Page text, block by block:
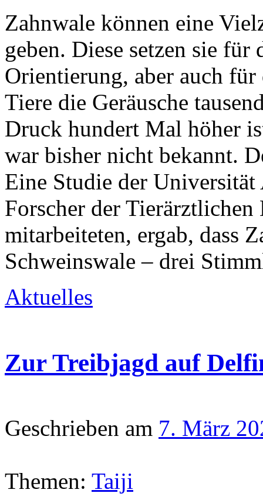
Zahnwale können eine
geben. Diese setzen sie für
Orientierung, aber auch
Tiere die Geräusche
Druck hundert Mal höher
war bisher nicht bekannt.
Eine Studie der Universität
Forscher der
mitarbeiteten, ergab, dass
Schweinswale – drei
Aktuelles
Zur Treibjagd auf
Geschrieben am 7. März
Themen: Taiji